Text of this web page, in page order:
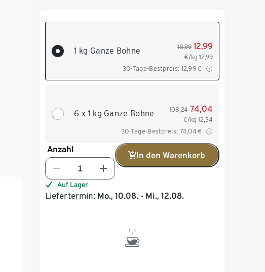
1 kg Ganze Bohne 18,99 12,99
€/kg 12,99
30-Tage-Bestpreis: 12,99€
6 x 1 kg Ganze Bohne 108,24 74,04
€/kg 12,34
30-Tage-Bestpreis: 74,04€
Anzahl
In den Warenkorb
Auf Lager
Liefertermin: Mo., 10.08. - Mi., 12.08.